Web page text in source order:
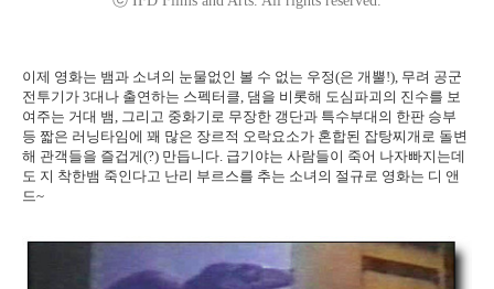
이제 영화는 뱀과 소녀의 눈물없인 볼 수 없는 우정(은 개뿔!), 무려 공군
전투기가 3대나 출연하는 스펙터클, 댐을 비롯해 도심파괴의 진수를 보
여주는 거대 뱀, 그리고 중화기로 무장한 갱단과 특수부대의 한판 승부
등 짧은 러닝타임에 꽤 많은 장르적 오락요소가 혼합된 잡탕찌개로 돌변
해 관객들을 즐겁게(?) 만듭니다. 급기야는 사람들이 죽어 나자빠지는데
도 지 착한뱀 죽인다고 난리 부르스를 추는 소녀의 절규로 영화는 디 앤
드~